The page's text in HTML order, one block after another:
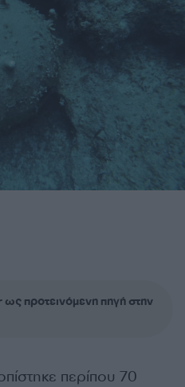
προτεινόμενη πηγή στην
περίπου 70